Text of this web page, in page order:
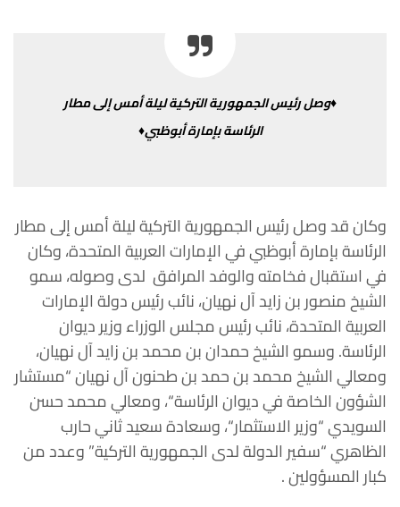
♦وصلرئيسالجمهوريةالتركيةليلةأمسإلىمطار
الرئاسةبإمارةأبوظبي♦
وكانقدوصلرئيسالجمهوريةالتركيةليلةأمسإلىمطار
الرئاسةبإمارةأبوظبيفيالإماراتالعربيةالمتحدة،وكان
فياستقبالفخامتهوالوفدالمرافق لدىوصوله،سمو
الشيخمنصوربنزايدآلنهيان،نائبرئيسدولةالإمارات
العربيةالمتحدة،نائبرئيسمجلسالوزراءوزيرديوان
الرئاسة.وسموالشيخ حمدانبنمحمدبنزايدآلنهيان،
ومعاليالشيخمحمدبنحمدبنطحنونآلنهيان“مستشار
الشؤونالخاصةفيديوانالرئاسة“،ومعاليمحمدحسن
السويدي“وزيرالاستثمار“،وسعادةسعيدثانيحارب
الظاهري“سفيرالدولةلدىالجمهوريةالتركية”وعددمن
كبارالمسؤولين.